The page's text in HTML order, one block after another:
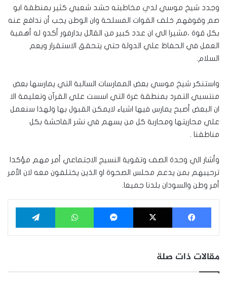
وجدد شيخ موسي لدي مخاطبته حشد شعبي كثير بمنطقة ابو
صم وقوفهم خلف القوات المسلحة وان الوطن يجب أن ندافع عنه
بكل قوة ،مشيرا الي ان عدد كبير من القائل بدارفور أكدو له أهمية
العمل في الحفاظ علي الدولة حتي يتحقق الاستقرار ويعم
السلام.
واستنكر شيخ موسي بعض الممارسات السالبة التي يمارسها بعض
منتسبي التمرد بمنطقة غرة التي اسست علي القرآن وتعليمة الا
ان البعض أصبح يمارس فيها اشياء لايمكن القبول بها ولهذا سنعمل
علي محاريتها ومحاربة كل من يسهم في نشر الفاحشة بكل
مناطقنا .
وأشار الي وحدة الصف وتقوية النسيج الاجتماعي أمر مهم مؤكدا
ترحيبهم بمن يدعم محلس الصحوة او الذين يختلفون معه لان الأمر
أمر وطن والسودان بلدنا جميعا.
فيسبوك ‫X ماسنجر واتساب
مقالات ذات صلة